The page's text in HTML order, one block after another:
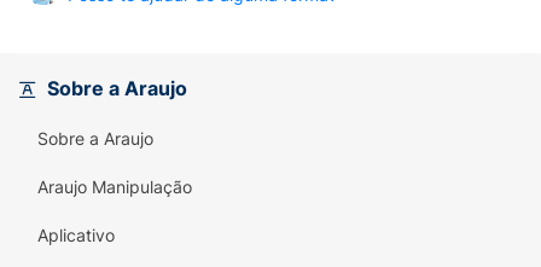
Sobre a Araujo
Sobre a Araujo
Araujo Manipulação
Aplicativo